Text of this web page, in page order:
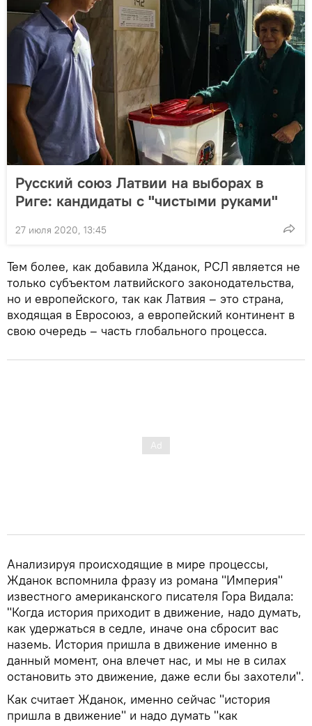
Русский союз Латвии на выборах в
Риге: кандидаты с "чистыми руками"
27 июля 2020, 13:45
Тем более, как добавила Жданок, РСЛ является не
только субъектом латвийского законодательства,
но и европейского, так как Латвия – это страна,
входящая в Евросоюз, а европейский континент в
свою очередь – часть глобального процесса.
Анализируя происходящие в мире процессы,
Жданок вспомнила фразу из романа "Империя"
известного американского писателя Гора Видала:
"Когда история приходит в движение, надо думать,
как удержаться в седле, иначе она сбросит вас
наземь. История пришла в движение именно в
данный момент, она влечет нас, и мы не в силах
остановить это движение, даже если бы захотели".
Как считает Жданок, именно сейчас "история
пришла в движение" и надо думать "как